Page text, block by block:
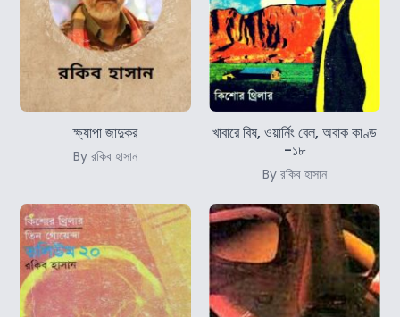
ক্ষ্যাপা জাদুকর
By রকিব হাসান
খাবারে বিষ, ওয়ার্নিং বেল, অবাক কাণ্ড
-১৮
By রকিব হাসান